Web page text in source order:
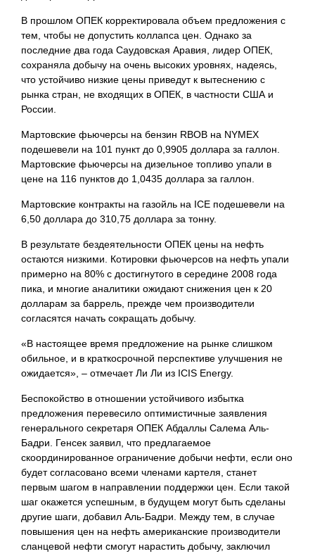
В прошлом ОПЕК корректировала объем предложения с
тем, чтобы не допустить коллапса цен. Однако за
последние два года Саудовская Аравия, лидер ОПЕК,
сохраняла добычу на очень высоких уровнях, надеясь,
что устойчиво низкие цены приведут к вытеснению с
рынка стран, не входящих в ОПЕК, в частности США и
России.
Мартовские фьючерсы на бензин RBOB на NYMEX
подешевели на 101 пункт до 0,9905 доллара за галлон.
Мартовские фьючерсы на дизельное топливо упали в
цене на 116 пунктов до 1,0435 доллара за галлон.
Мартовские контракты на газойль на ICE подешевели на
6,50 доллара до 310,75 доллара за тонну.
В результате бездеятельности ОПЕК цены на нефть
остаются низкими. Котировки фьючерсов на нефть упали
примерно на 80% с достигнутого в середине 2008 года
пика, и многие аналитики ожидают снижения цен к 20
долларам за баррель, прежде чем производители
согласятся начать сокращать добычу.
«В настоящее время предложение на рынке слишком
обильное, и в краткосрочной перспективе улучшения не
ожидается», – отмечает Ли Ли из ICIS Energy.
Беспокойство в отношении устойчивого избытка
предложения перевесило оптимистичные заявления
генерального секретаря ОПЕК Абдаллы Салема Аль-
Бадри. Генсек заявил, что предлагаемое
скоординированное ограничение добычи нефти, если оно
будет согласовано всеми членами картеля, станет
первым шагом в направлении поддержки цен. Если такой
шаг окажется успешным, в будущем могут быть сделаны
другие шаги, добавил Аль-Бадри. Между тем, в случае
повышения цен на нефть американские производители
сланцевой нефти смогут нарастить добычу, заключил